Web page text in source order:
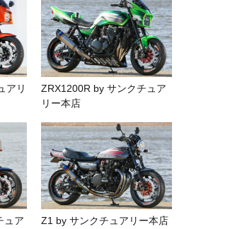
アリ
ZRX1200R by サンクチュア
リー本店
ュア
Z1 by サンクチュアリー本店